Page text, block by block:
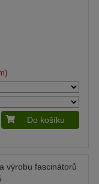
Do košíku
výrobu fascinátorů